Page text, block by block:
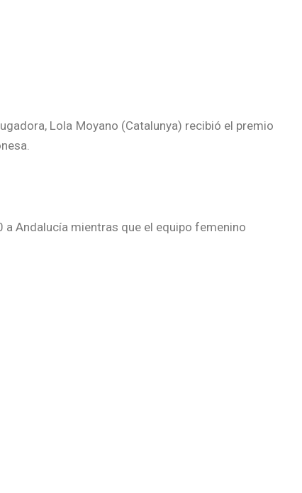
Lola Moyano (Catalunya) recibió el premio
a Andalucía mientras que el equipo femenino